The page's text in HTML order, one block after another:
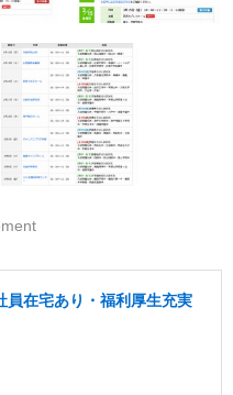
員在宅あり・福利厚生充実